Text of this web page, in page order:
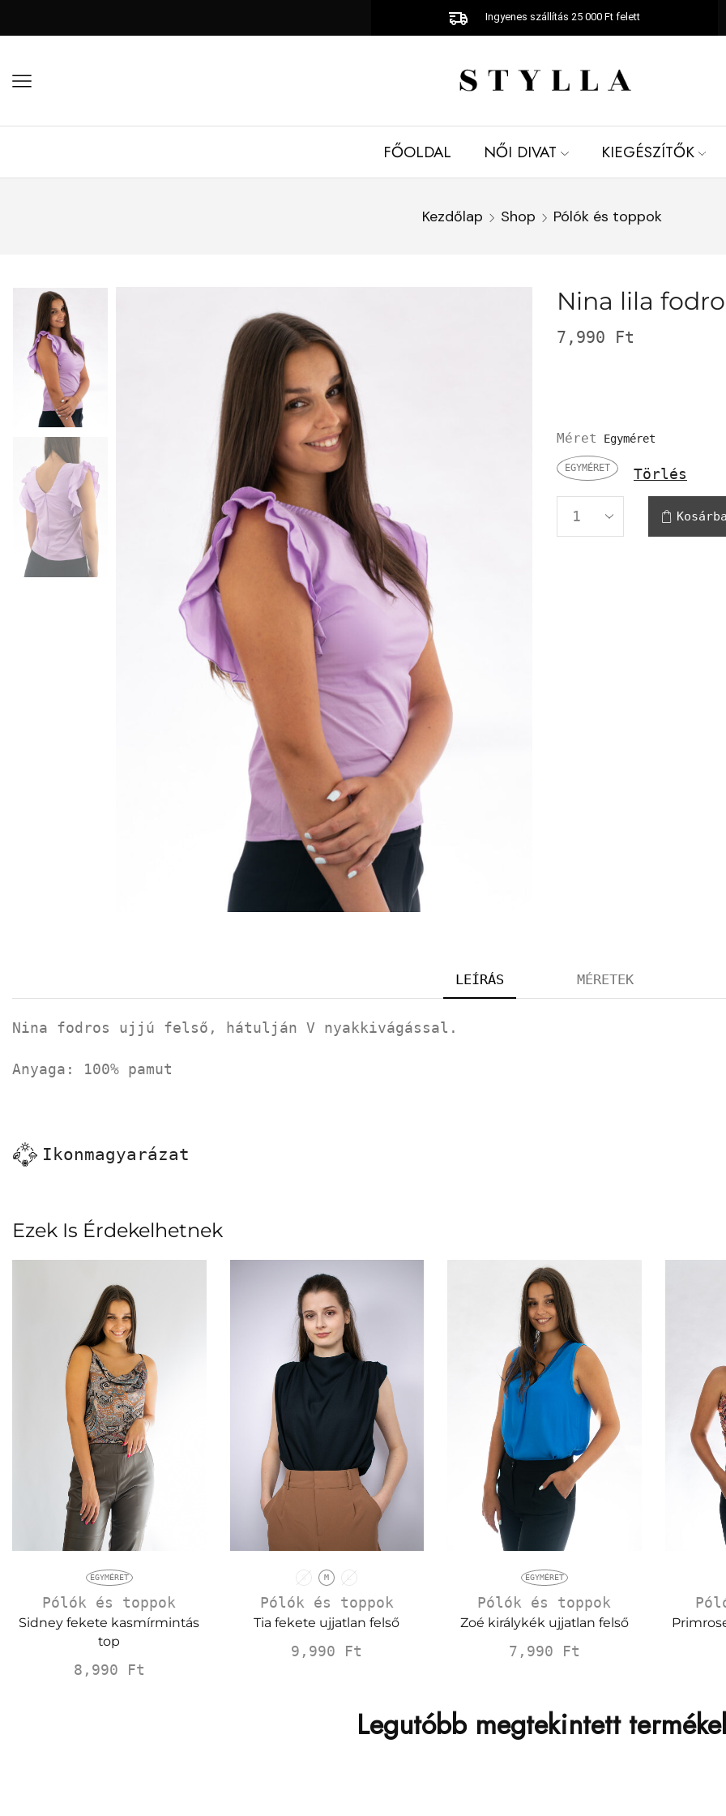
Ingyenes szállítás 25 000 Ft felett
FŐOLDAL NŐI DIVAT KIEGÉSZÍTŐK
Kezdőlap Shop Pólók és toppok
Nina lila
7,990 Ft
Méret
EGYMÉRET Törlés
LEÍRÁS MÉRETEK
Nina fodros ujjú felső, hátulján V nyakkivágással.
Anyaga: 100% pamut
Ikonmagyarázat
Ezek Is Érdekelhetnek
EGYMÉRET
Pólók és toppok
Sidney fekete kasmírmintás
top
8,990 Ft
S M L
Pólók és toppok
Tia fekete ujjatlan felső
9,990 Ft
EGYMÉRET
Pólók és toppok
Zoé királykék ujjatlan felső
7,990 Ft
Legutóbb megtekintett